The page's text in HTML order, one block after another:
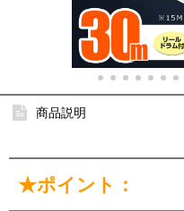
商品説明
★ポイント：